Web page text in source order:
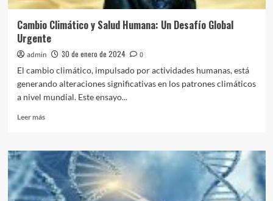
Salud
tratamiento y prevención
Principal
Sordera
Infantil
Cambio Climático y Salud Humana: Un Desafío Global
Urgente
admin 30 de enero de 2024
0
El cambio climático, impulsado por actividades humanas, está
generando alteraciones significativas en los patrones climáticos
a nivel mundial. Este ensayo...
Leer másLeer
Cambio
Climático
y
Salud
Humana: